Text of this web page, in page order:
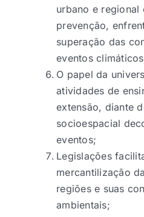
urbano e regional
prevenção,
superação das
eventos
O papel da
atividades de
extensão, diante
socioespacial
eventos;
Legislações
mercantilização
regiões e suas
ambientais;